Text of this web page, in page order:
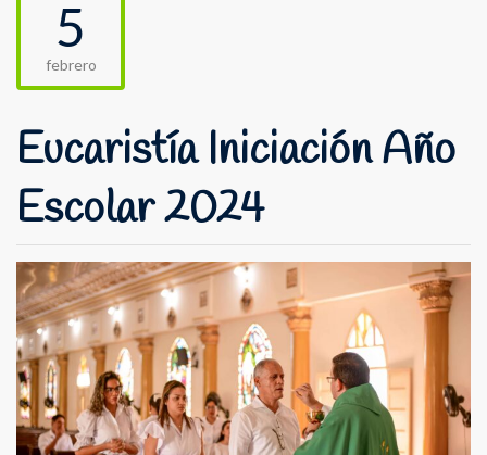
5
febrero
Eucaristía Iniciación Año
Escolar 2024